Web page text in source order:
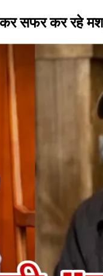
सफर कर रहे